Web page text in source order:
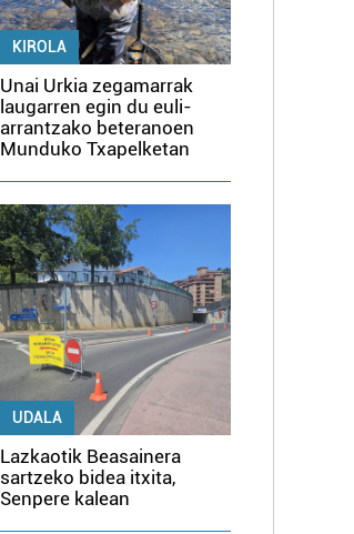
KIROLA
Unai Urkia zegamarrak
laugarren egin du euli-
arrantzako beteranoen
Munduko Txapelketan
UDALA
Lazkaotik Beasainera
sartzeko bidea itxita,
Senpere kalean